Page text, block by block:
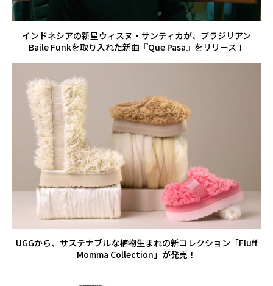
インドネシアの新星ウィスヌ・サンティカが、ブラジリアン
Baile Funkを取り入れた新曲『Que Pasa』をリリース！
UGGから、サステナブルな植物生まれの新コレクション「Fluff
Momma Collection」が発売！